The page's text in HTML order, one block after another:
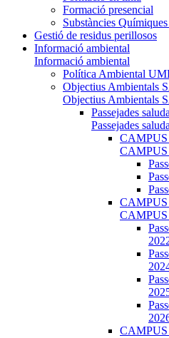
Formació presencial
Substàncies
Gestió de residus perillosos
Informació ambiental
Informació ambiental
Política Ambiental
Objectius Ambientals
Objectius Ambientals
Passejades
Passejades